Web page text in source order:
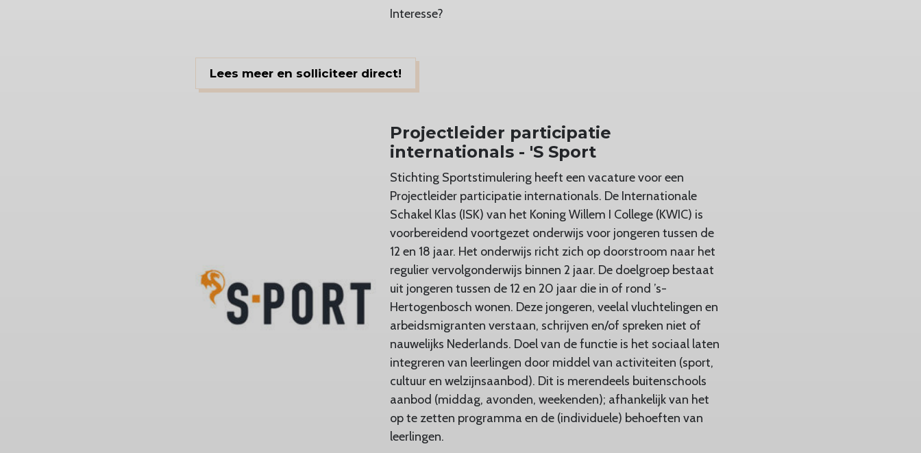
Interesse?
Lees meer en solliciteer direct!
Projectleider participatie
internationals - 'S Sport
Stichting Sportstimulering heeft een vacature voor een
Projectleider participatie internationals. De Internationale
Schakel Klas (ISK) van het Koning Willem I College (KWIC) is
voorbereidend voortgezet onderwijs voor jongeren tussen de
12 en 18 jaar. Het onderwijs richt zich op doorstroom naar het
regulier vervolgonderwijs binnen 2 jaar. De doelgroep bestaat
uit jongeren tussen de 12 en 20 jaar die in of rond ’s-
Hertogenbosch wonen. Deze jongeren, veelal vluchtelingen en
arbeidsmigranten verstaan, schrijven en/of spreken niet of
nauwelijks Nederlands. Doel van de functie is het sociaal laten
integreren van leerlingen door middel van activiteiten (sport,
cultuur en welzijnsaanbod). Dit is merendeels buitenschools
aanbod (middag, avonden, weekenden); afhankelijk van het
op te zetten programma en de (individuele) behoeften van
leerlingen.